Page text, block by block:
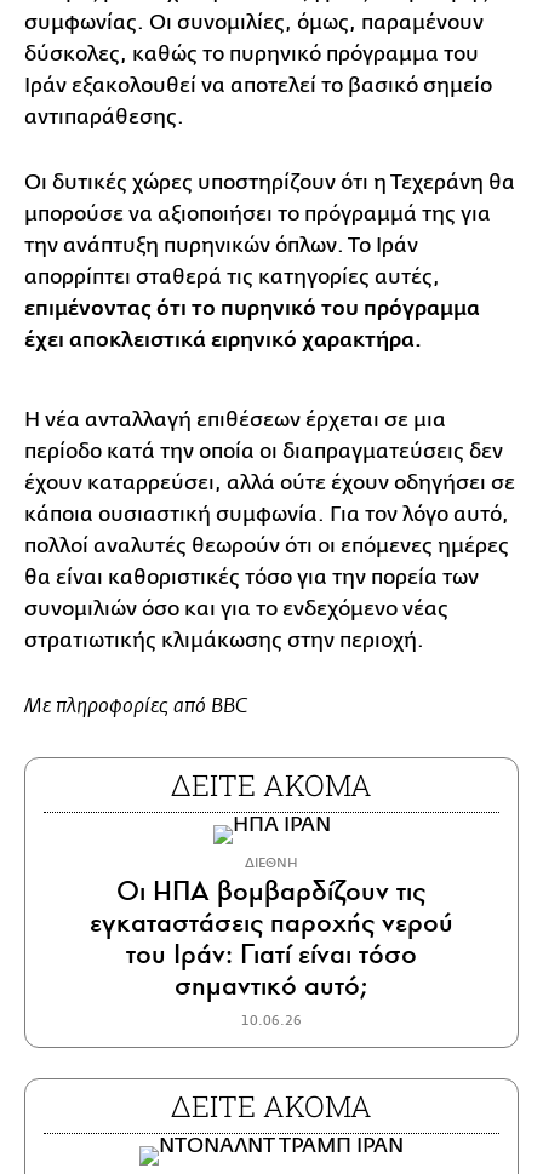
συμφωνίας. Οι συνομιλίες, όμως, παραμένουν
δύσκολες, καθώς το πυρηνικό πρόγραμμα του
Ιράν εξακολουθεί να αποτελεί το βασικό σημείο
αντιπαράθεσης.
Οι δυτικές χώρες υποστηρίζουν ότι η Τεχεράνη θα
μπορούσε να αξιοποιήσει το πρόγραμμά της για
την ανάπτυξη πυρηνικών όπλων. Το Ιράν
απορρίπτει σταθερά τις κατηγορίες αυτές,
επιμένοντας ότι το πυρηνικό του πρόγραμμα
έχει αποκλειστικά ειρηνικό χαρακτήρα.
Η νέα ανταλλαγή επιθέσεων έρχεται σε μια
περίοδο κατά την οποία οι διαπραγματεύσεις δεν
έχουν καταρρεύσει, αλλά ούτε έχουν οδηγήσει σε
κάποια ουσιαστική συμφωνία. Για τον λόγο αυτό,
πολλοί αναλυτές θεωρούν ότι οι επόμενες ημέρες
θα είναι καθοριστικές τόσο για την πορεία των
συνομιλιών όσο και για το ενδεχόμενο νέας
στρατιωτικής κλιμάκωσης στην περιοχή.
Με πληροφορίες από BBC
ΔΕΙΤΕ ΑΚΟΜΑ
ΔΙΕΘΝΗ
Οι ΗΠΑ βομβαρδίζουν τις
εγκαταστάσεις παροχής νερού
του Ιράν: Γιατί είναι τόσο
σημαντικό αυτό;
10.06.26
ΔΕΙΤΕ ΑΚΟΜΑ